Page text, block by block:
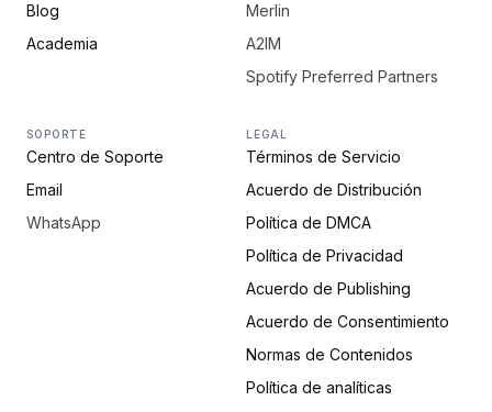
Blog
Academia
Merlin
A2IM
Spotify Preferred Partners
SOPORTE
Centro de Soporte
Email
WhatsApp
LEGAL
Términos de Servicio
Acuerdo de Distribución
Política de DMCA
Política de Privacidad
Acuerdo de Publishing
Acuerdo de Consentimiento
Normas de Contenidos
Política de analíticas